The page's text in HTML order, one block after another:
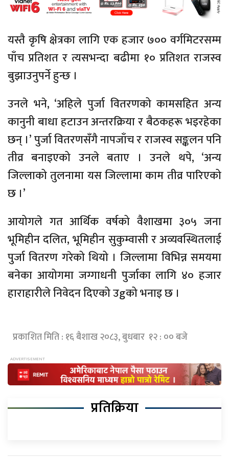
यस्तै कृषि क्षेत्रका लागि एक हजार ७०० वर्गमिटरसम्म
पाँच प्रतिशत र त्यसभन्दा बढीमा १० प्रतिशत राजस्व
बुझाउनुपर्ने हुन्छ ।
उनले भने, ‘अहिले पुर्जा वितरणको कामसहित अन्य
कानुनी बाधा हटाउन अन्तरक्रिया र बैठकहरू भइरहेका
छन् ।’ पुर्जा वितरणसँगै नापजाँच र राजस्व सङ्कलन पनि
तीव्र बनाइएको उनले बताए । उनले थपे, ‘अन्य
जिल्लाको तुलनामा यस जिल्लामा काम तीव्र पारिएको
छ ।’
आयोगले गत आर्थिक वर्षको वैशाखमा ३०५ जना
भूमिहीन दलित, भूमिहीन सुकुम्वासी र अव्यवस्थितलाई
पुर्जा वितरण गरेको थियो । जिल्लामा विभिन्न समयमा
बनेका आयोगमा जग्गाधनी पुर्जाका लागि ४० हजार
हाराहारीले निवेदन दिएको उgको भनाइ छ ।
प्रकाशित मिति : १६ बैशाख २०८३, बुधबार १२ : ०० बजे
प्रतिक्रिया